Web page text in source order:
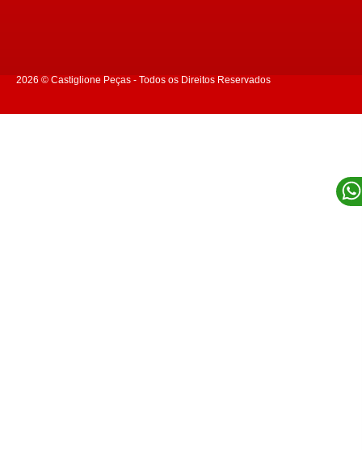
2026 © Castiglione Peças - Todos os Direitos Reservados